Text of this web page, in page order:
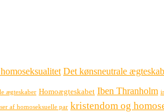
Det kønsneutrale ægteskab
ægteskaber Homoægteskabet Iben Thranholm
af homoseksuelle par kristendom og